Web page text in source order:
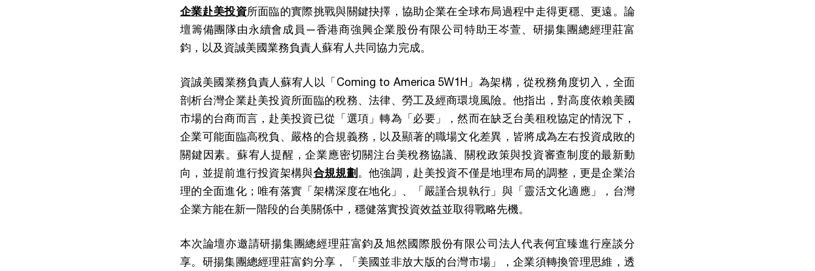
企業赴美投資所面臨的實際挑戰與關鍵抉擇，協助企業在全球布局過程中走得更穩、更遠。論
壇籌備團隊由永續會成員—香港商強興企業股份有限公司特助王岑萱、研揚集團總經理莊富
鈞，以及資誠美國業務負責人蘇宥人共同協力完成。
資誠美國業務負責人蘇宥人以「Coming to America 5W1H」為架構，從稅務角度切入，全面
剖析台灣企業赴美投資所面臨的稅務、法律、勞工及經商環境風險。他指出，對高度依賴美國
市場的台商而言，赴美投資已從「選項」轉為「必要」，然而在缺乏台美租稅協定的情況下，
企業可能面臨高稅負、嚴格的合規義務，以及顯著的職場文化差異，皆將成為左右投資成敗的
關鍵因素。蘇宥人提醒，企業應密切關注台美稅務協議、關稅政策與投資審查制度的最新動
向，並提前進行投資架構與合規規劃 。他強調，赴美投資不僅是地理布局的調整，更是企業治
理的全面進化；唯有落實「架構深度在地化」、「嚴謹合規執行」與「靈活文化適應」，台灣
企業方能在新一階段的台美關係中，穩健落實投資效益並取得戰略先機。
本次論壇亦邀請研揚集團總經理莊富鈞及旭然國際股份有限公司法人代表何宜臻進行座談分
享。研揚集團總經理莊富鈞分享，「美國並非放大版的台灣市場」，企業須轉換管理思維，透